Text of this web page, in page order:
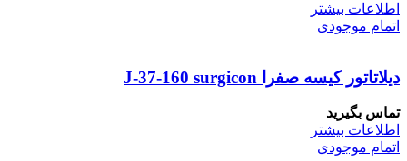
اطلاعات بیشتر
اتمام موجودی
دیلاتاتور کیسه صفرا J-37-160 surgicon
تماس بگیرید
اطلاعات بیشتر
اتمام موجودی